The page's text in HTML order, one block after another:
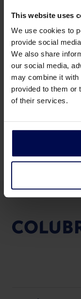
This website uses
We use cookies to
provide social
We also share
our social media,
may combine it with
provided to them or
of their services.
cómo nos
atención,
el éxito
Colubris
colaboración
enfoque
un socio
tecnología y